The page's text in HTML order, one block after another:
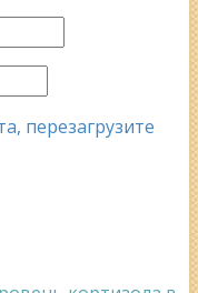
перезагрузите